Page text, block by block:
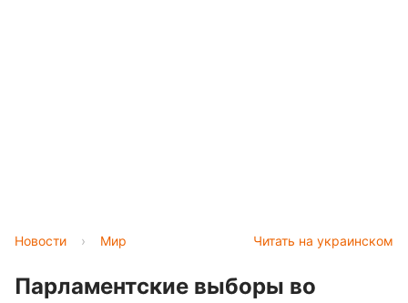
Читать на украинском
Новости › Мир
Парламентские выборы во